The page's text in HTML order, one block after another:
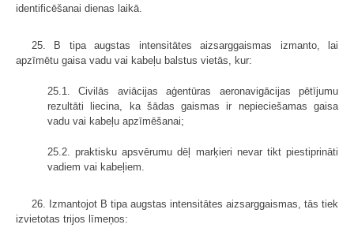
identificēšanai dienas laikā.
25. B tipa augstas intensitātes aizsarggaismas izmanto, lai
apzīmētu gaisa vadu vai kabeļu balstus vietās, kur:
25.1. Civilās aviācijas aģentūras aeronavigācijas pētījumu
rezultāti liecina, ka šādas gaismas ir nepieciešamas gaisa
vadu vai kabeļu apzīmēšanai;
25.2. praktisku apsvērumu dēļ marķieri nevar tikt piestiprināti
vadiem vai kabeļiem.
26. Izmantojot B tipa augstas intensitātes aizsarggaismas, tās tiek
izvietotas trijos līmeņos: